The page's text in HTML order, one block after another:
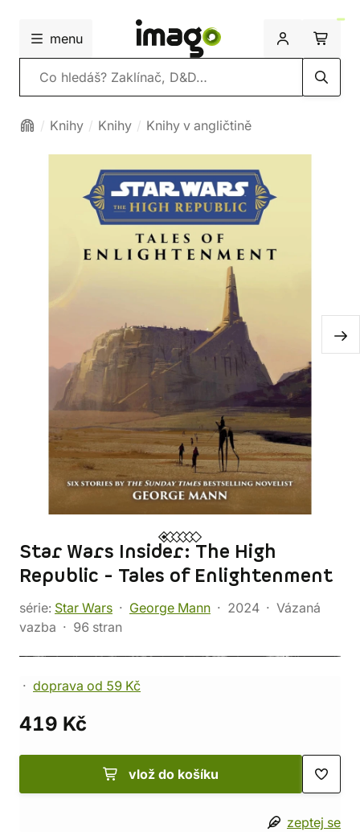
menu
Vyhledávání
Knihy Knihy Knihy v angličtině
Star Wars Insider: The High
Republic - Tales of Enlightenment
série: Star Wars George Mann 2024
Vázaná
vazba
96 stran
doprava od 59 Kč
419 Kč
vlož do košíku
zeptej se